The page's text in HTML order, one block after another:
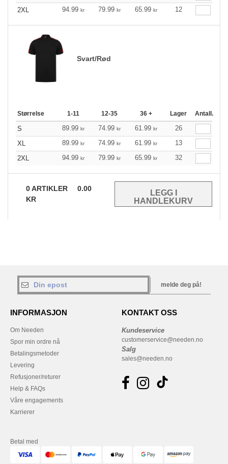
2XL
94.99 kr 79.99 kr 65.99 kr 12
Svart/Rød
Størrelse 1-11 12-35 36 + Lager Antall.
S 89.99 kr 74.99 kr 61.99 kr
26
XL
89.99 kr 74.99 kr 61.99 kr
13
2XL
94.99 kr 79.99 kr 65.99 kr 32
0ARTIKLER
0.00
KR
melde deg på!
INFORMASJON
Om Needen
Spor min ordre nå
Betalingsmetoder
Levering
Refusjoner/returer
Help & FAQs
Våre engagements
Karrierer
KONTAKT OSS
Kundeservice
customerservice@needen.no
Salg
sales@needen.no
Betal med